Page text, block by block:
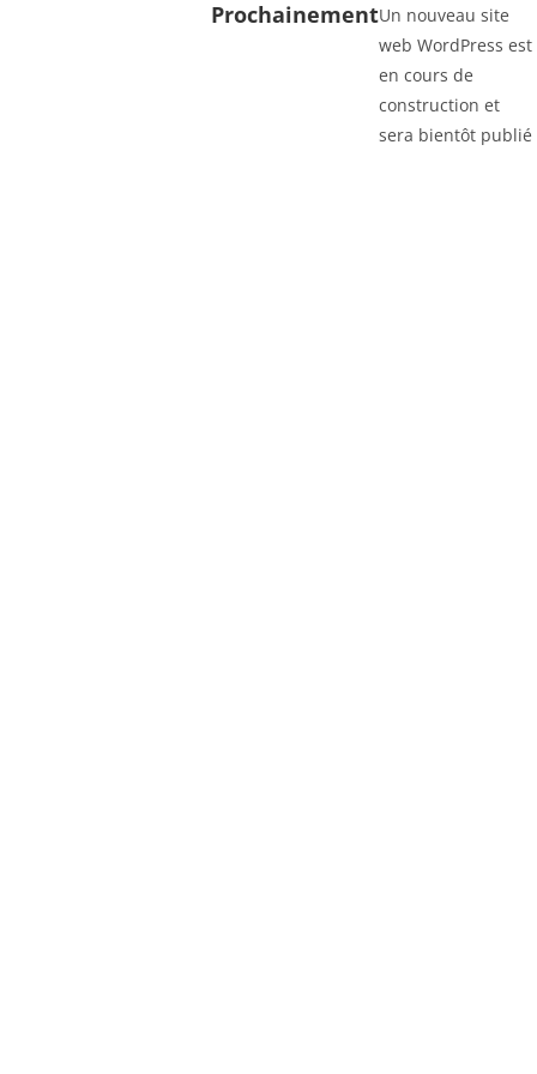
ProchainementUn nouveau site
web WordPress est
en cours de
construction et
sera bientôt publié